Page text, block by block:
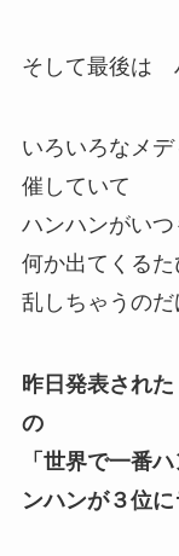
そして最後は
いろいろなメ
催していて
ハンハンがいつ
何か出てくる
乱しちゃうの
昨日発表され
の
「世界で一番
ンハンが３位に